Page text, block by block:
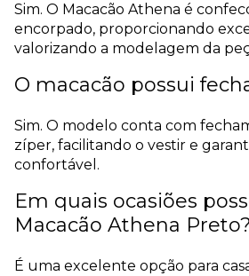
Sim. O Macacão Athena é
encorpado, proporcionando
valorizando a modelagem da
O macacão possui
Sim. O modelo conta com
zíper, facilitando o vestir e
confortável.
Em quais ocasiões
Macacão Athena Preto?
É uma excelente opção para